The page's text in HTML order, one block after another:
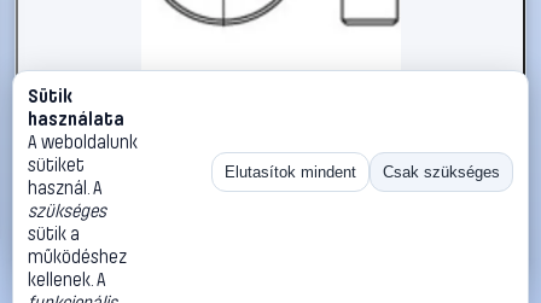
#112409
Állítógyűrűk M10 DIN 705 Acél 5 db TOOLCRAFT 112409
TOOLCRAFT Biztosítógyűrűk
15 990 Ft
Kosárba
Sütik
használata
A weboldalunk
sütiket
használ. A
szükséges
sütik a
működéshez
kellenek. A
Elutasítok mindent Csak szükséges